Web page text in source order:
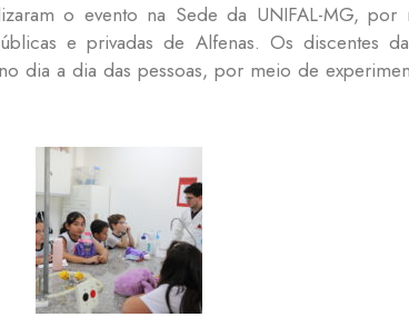
o evento na Sede da UNIFAL-MG,
e privadas de Alfenas. Os discentes
dia a dia das pessoas, por meio de